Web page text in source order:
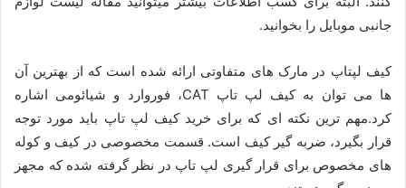
جانبی موبایل را بخوانید.
کیف لپتاپ در مارک های متفاوتی ارائه شده است که از بهترین آن
ها می توان به کیف لپ تاپ CAT، فوروارد و شیائومی اشاره
کرد.مهم ترین نکته ای که برای خرید کیف لپ تاپ باید مورد توجه
قرار بگیرد، ضربه گیر کیف است. قسمت مخصوصی در کیف و کوله
های مخصوص برای قرار گیری لپ تاپ در نظر گرفته شده که مجهز